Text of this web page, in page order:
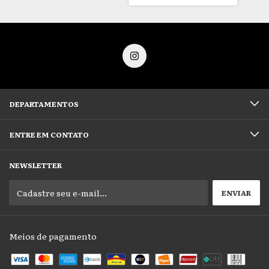
DEPARTAMENTOS
ENTRE EM CONTATO
NEWSLETTER
Meios de pagamento